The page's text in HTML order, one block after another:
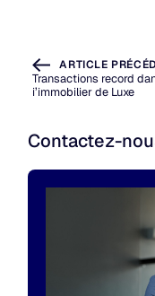
ARTICLE
Transactions record
i’immobilier de Luxe
Contactez-